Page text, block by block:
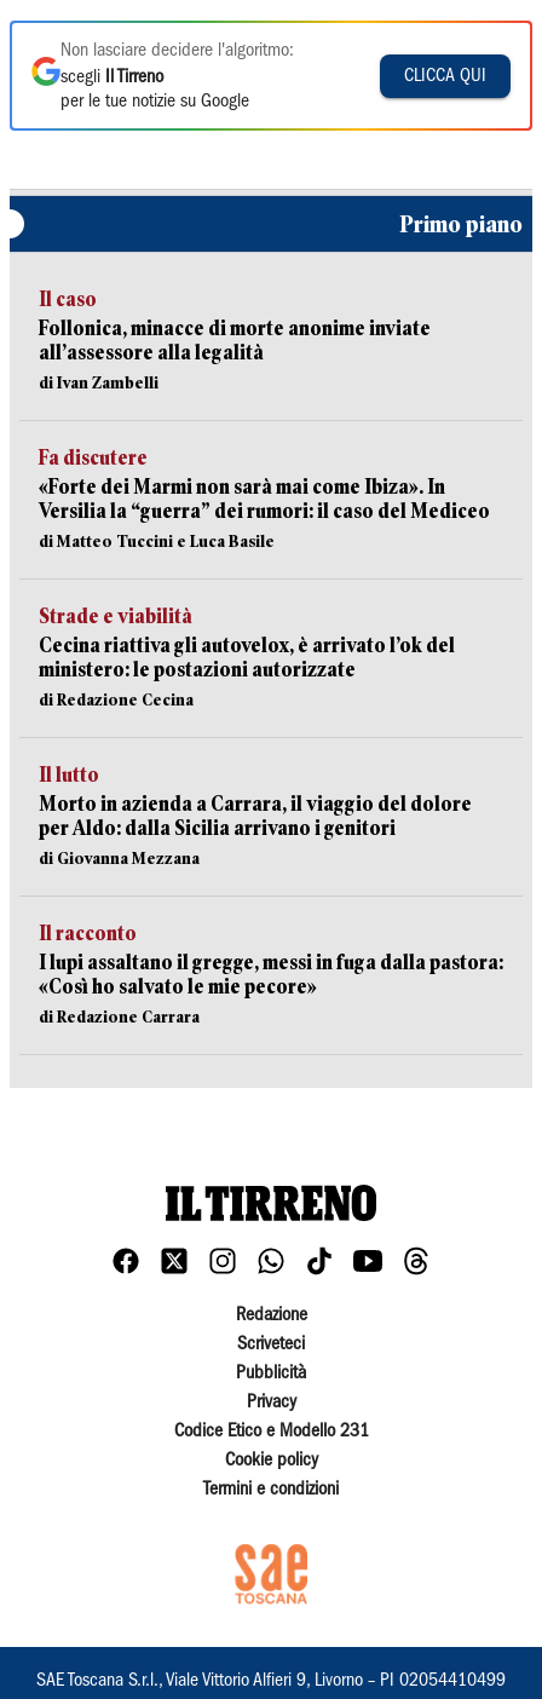
Non lasciare decidere l'algoritmo:
scegli
Il Tirreno
per le tue notizie su Google
CLICCA QUI
Primo piano
Il caso
Follonica, minacce di morte anonime inviate
all’assessore alla legalità
di Ivan Zambelli
Fa discutere
«Forte dei Marmi non sarà mai come Ibiza». In
Versilia la “guerra” dei rumori: il caso del Mediceo
di Matteo Tuccini e Luca Basile
Strade e viabilità
Cecina riattiva gli autovelox, è arrivato l’ok del
ministero: le postazioni autorizzate
di Redazione Cecina
Il lutto
Morto in azienda a Carrara, il viaggio del dolore
per Aldo: dalla Sicilia arrivano i genitori
di Giovanna Mezzana
Il racconto
I lupi assaltano il gregge, messi in fuga dalla pastora:
«Così ho salvato le mie pecore»
di Redazione Carrara
Redazione
Scriveteci
Pubblicità
Privacy
Codice Etico e Modello 231
Cookie policy
Termini e condizioni
SAE Toscana S.r.l., Viale Vittorio Alfieri 9, Livorno – PI 02054410499